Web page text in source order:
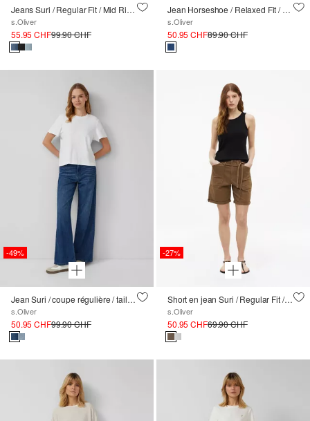
Jeans Suri / Regular Fit / Mid Rise / Wide Leg / avec détail d'attache
s.Oliver
55.95 CHF99.90 CHF
Jean Horseshoe / Relaxed Fit / Taille haute / Barrel Leg
s.Oliver
50.95 CHF89.90 CHF
-49%
Jean Suri / coupe régulière / taille haute / jambe large
s.Oliver
50.95 CHF99.90 CHF
-27%
Short en jean Suri / Regular Fit / Mid Rise
s.Oliver
50.95 CHF69.90 CHF